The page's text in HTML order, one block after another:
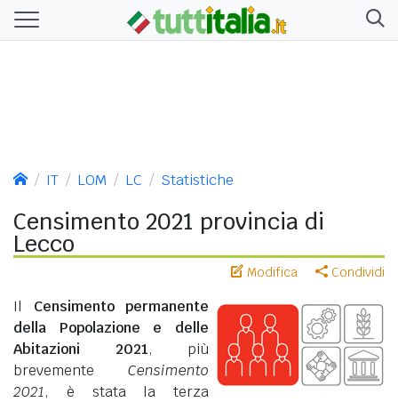
IT LOM LC Statistiche
Censimento 2021 provincia di
Lecco
Modifica Condividi
Il Censimento permanente
della Popolazione e delle
Abitazioni 2021, più
brevemente Censimento
2021, è stata la terza